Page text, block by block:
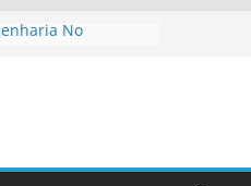
No
Ambiente:
Desenvolvimento
Civil Na